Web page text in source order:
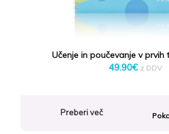
Učenje in poučevanje v prvih
49.90€ z DDV
Preberi več